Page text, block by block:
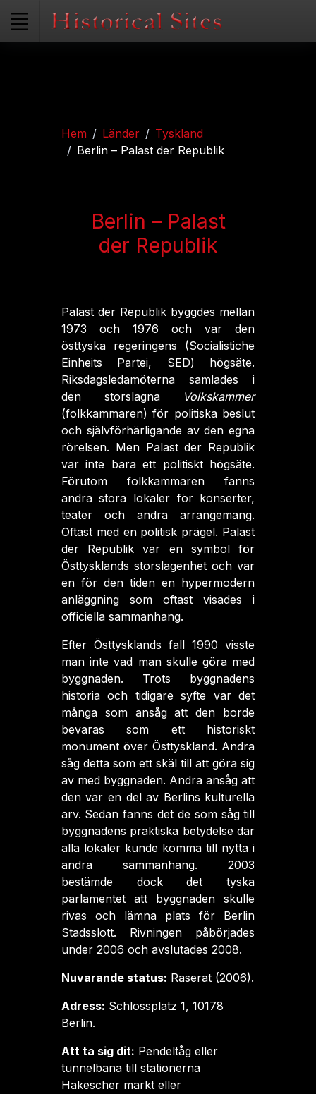
Hem Länder
Tyskland
Berlin – Palast der Republik
Berlin – Palast
der Republik
Palast der Republik byggdes mellan
1973 och 1976 och var den
östtyska regeringens (Socialistiche
Einheits Partei, SED) högsäte.
Riksdagsledamöterna samlades i
den storslagna
Volkskammer
(folkkammaren) för politiska beslut
och självförhärligande av den egna
rörelsen. Men Palast der Republik
var inte bara ett politiskt högsäte.
Förutom folkkammaren fanns
andra stora lokaler för konserter,
teater och andra arrangemang.
Oftast med en politisk prägel. Palast
der Republik var en symbol för
Östtysklands storslagenhet och var
en för den tiden en hypermodern
anläggning som oftast visades i
officiella sammanhang.
Efter Östtysklands fall 1990 visste
man inte vad man skulle göra med
byggnaden. Trots byggnadens
historia och tidigare syfte var det
många som ansåg att den borde
bevaras som ett historiskt
monument över Östtyskland. Andra
såg detta som ett skäl till att göra sig
av med byggnaden. Andra ansåg att
den var en del av Berlins kulturella
arv. Sedan fanns det de som såg till
byggnadens praktiska betydelse där
alla lokaler kunde komma till nytta i
andra sammanhang. 2003
bestämde dock det tyska
parlamentet att byggnaden skulle
rivas och lämna plats för Berlin
Stadsslott. Rivningen påbörjades
under 2006 och avslutades 2008.
Nuvarande status: Raserat (2006).
Adress: Schlossplatz 1, 10178
Berlin.
Att ta sig dit: Pendeltåg eller
tunnelbana till stationerna
Hakescher markt eller